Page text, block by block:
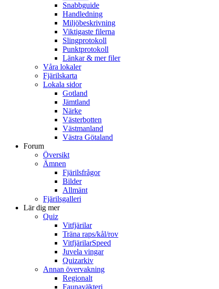
Snabbguide
Handledning
Miljöbeskrivning
Viktigaste filerna
Slingprotokoll
Punktprotokoll
Länkar & mer filer
Våra lokaler
Fjärilskarta
Lokala sidor
Gotland
Jämtland
Närke
Västerbotten
Västmanland
Västra Götaland
Forum
Översikt
Ämnen
Fjärilsfrågor
Bilder
Allmänt
Fjärilsgalleri
Lär dig mer
Quiz
Vitfjärilar
Träna raps/kål/rov
VitfjärilarSpeed
Juvela vingar
Quizarkiv
Annan övervakning
Regionalt
Faunaväkteri